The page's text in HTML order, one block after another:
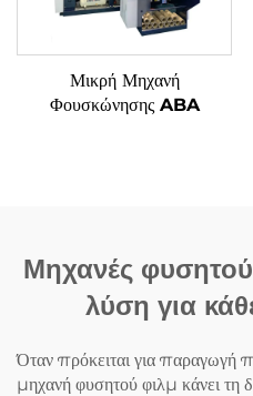
Μικρή Μηχανή
Φουσκώνησης ABA
Μηχανές
λύση για
Όταν πρόκειται για παραγωγή
μηχανή φυσητού φιλμ κάνει τη